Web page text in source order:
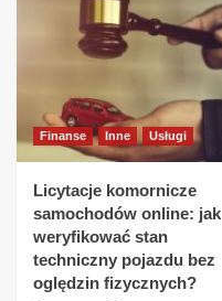
Finanse Inne Usługi
Licytacje komornicze
samochodów online: jak
weryfikować stan
techniczny pojazdu bez
oględzin fizycznych?